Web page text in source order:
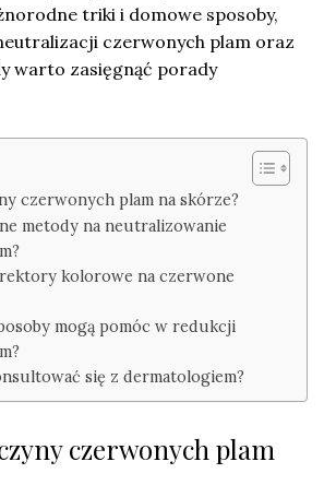
triki i domowe sposoby,
czerwonych plam oraz
warto zasięgnąć porady
czerwonych plam na skórze?
metody na neutralizowanie
kolorowe na czerwone
mogą pomóc w redukcji
się z dermatologiem?
czerwonych plam